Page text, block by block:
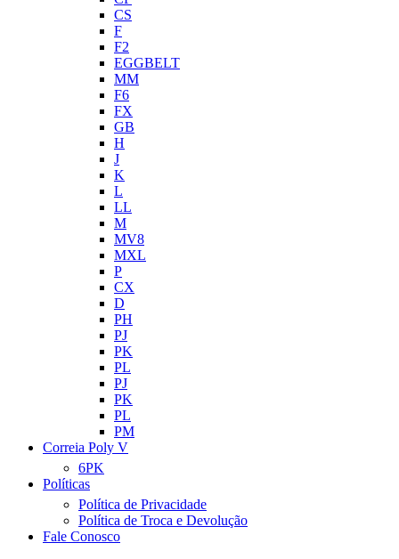
CS
F
F2
EGGBELT
MM
F6
FX
GB
H
J
K
L
LL
M
MV8
MXL
P
CX
D
PH
PJ
PK
PL
PJ
PK
PL
PM
Correia Poly V
6PK
Políticas
Política de Privacidade
Política de Troca e Devolução
Fale Conosco